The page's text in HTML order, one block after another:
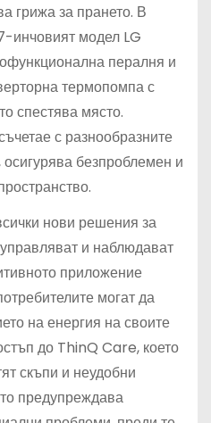
грижа за прането. В
инчовият модел LG
пералня и
термопомпа с
спестява място.
с разнообразните
безпроблемен и
нови решения за
и наблюдават
приложение
могат да
на енергия на своите
до ThinQ Care, което
скъпи и неудобни
предупреждава